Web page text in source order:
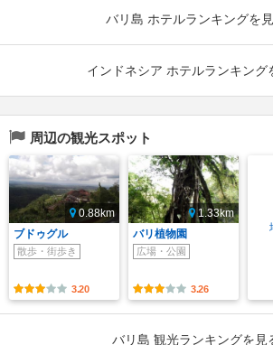
バリ島 ホテルランキングを
インドネシア ホテルランキング
周辺の観光スポット
0.88km
ブドゥグル
散歩・街歩き
3.20
1.33km
バリ植物園
広場・公園
3.26
バリ島 観光ランキングを見